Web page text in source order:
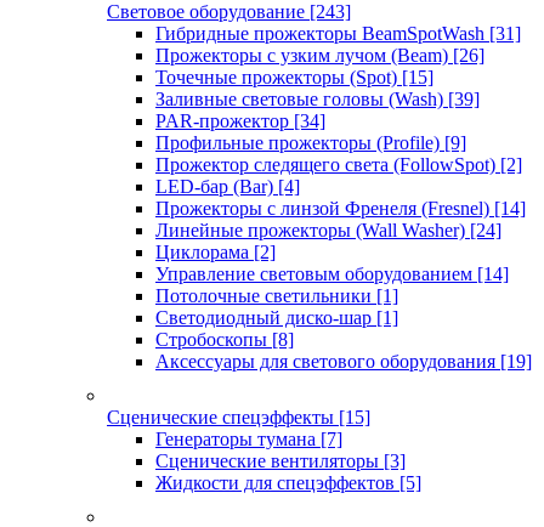
Световое оборудование [243]
Гибридные прожекторы BeamSpotWash [31]
Прожекторы с узким лучом (Beam) [26]
Точечные прожекторы (Spot) [15]
Заливные световые головы (Wash) [39]
PAR-прожектор [34]
Профильные прожекторы (Profile) [9]
Прожектор следящего света (FollowSpot) [2]
LED-бар (Bar) [4]
Прожекторы с линзой Френеля (Fresnel) [14]
Линейные прожекторы (Wall Washer) [24]
Циклорама [2]
Управление световым оборудованием [14]
Потолочные светильники [1]
Светодиодный диско-шар [1]
Стробоскопы [8]
Аксессуары для светового оборудования [19]
Сценические спецэффекты [15]
Генераторы тумана [7]
Сценические вентиляторы [3]
Жидкости для спецэффектов [5]